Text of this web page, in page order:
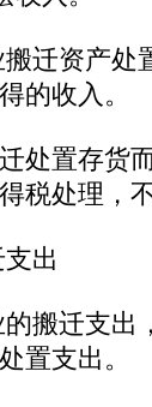
资产处
的收入。
置存货而
税处理，
出
迁支出
置支出。